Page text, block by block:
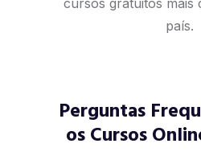
país.
Perguntas
os Cursos